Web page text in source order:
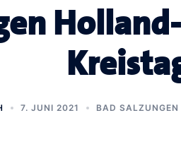
7. JUNI 2021 BAD